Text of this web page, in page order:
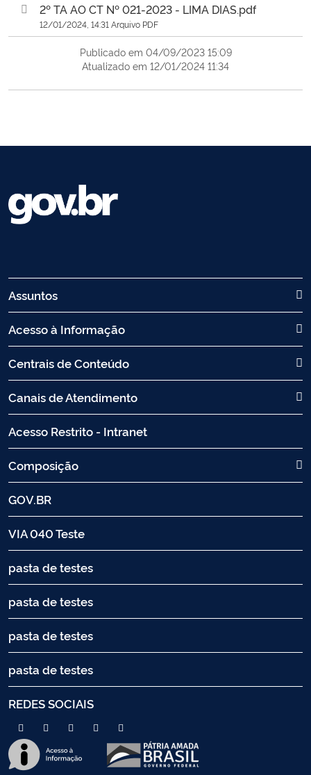
2º TA AO CT Nº 021-2023 - LIMA DIAS.pdf
12/01/2024, 14:31 Arquivo PDF
Publicado em 04/09/2023 15:09
Atualizado em 12/01/2024 11:34
Assuntos
Acesso à Informação
Centrais de Conteúdo
Canais de Atendimento
Acesso Restrito - Intranet
Composição
GOV.BR
VIA 040 Teste
pasta de testes
pasta de testes
pasta de testes
pasta de testes
REDES SOCIAIS